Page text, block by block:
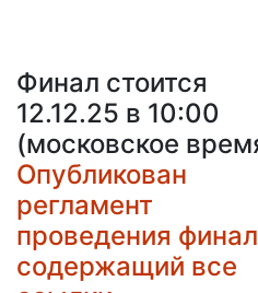
Финал стоится
12.12.25 в 10:00
(московское
Опубликован
регламент
проведения
содержащий все